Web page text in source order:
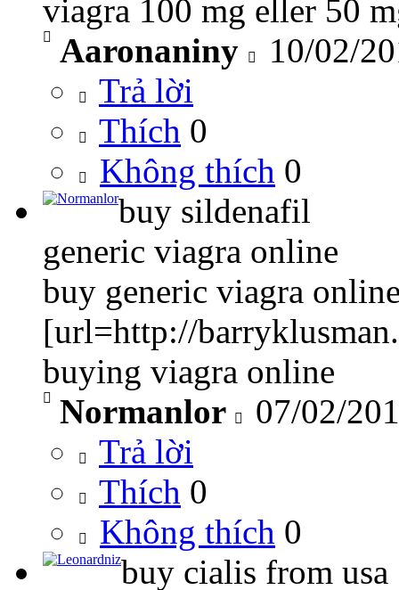
viagra 100 mg eller 50
Aaronaniny
10/02/
Trả lời
Thích 0
Không thích 0
buy sildenafil
generic viagra online
buy generic viagra
[url=http://
buying viagra online
Normanlor
07/02/
Trả lời
Thích 0
Không thích 0
buy cialis from usa